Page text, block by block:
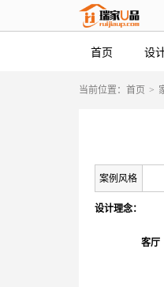
首页 设
当前位置： 首页 >
案例风格
设计理念：
客厅